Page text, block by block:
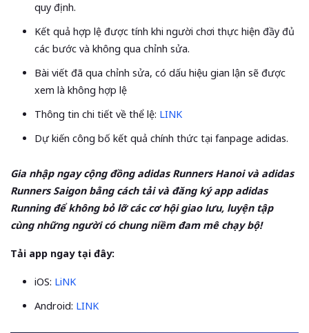
quy định.
Kết quả hợp lệ được tính khi người chơi thực hiện đầy đủ
các bước và không qua chỉnh sửa.
Bài viết đã qua chỉnh sửa, có dấu hiệu gian lận sẽ được
xem là không hợp lệ
Thông tin chi tiết về thể lệ: LINK
Dự kiến công bố kết quả chính thức tại fanpage adidas.
Gia nhập ngay cộng đồng adidas Runners Hanoi và adidas
Runners Saigon bằng cách tải và đăng ký app adidas
Running để không bỏ lỡ các cơ hội giao lưu, luyện tập
cùng những người có chung niềm đam mê chạy bộ! ​
Tải app ngay tại đây:
iOS: LiNK
Android: LINK